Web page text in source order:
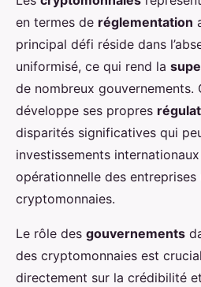
en termes de réglementation
principal défi réside dans
uniformisé, ce qui rend la
de nombreux gouvernements.
développe ses propres
disparités significatives qui
investissements
opérationnelle des
cryptomonnaies.
Le rôle des gouvernements
des cryptomonnaies est
directement sur la crédibilité